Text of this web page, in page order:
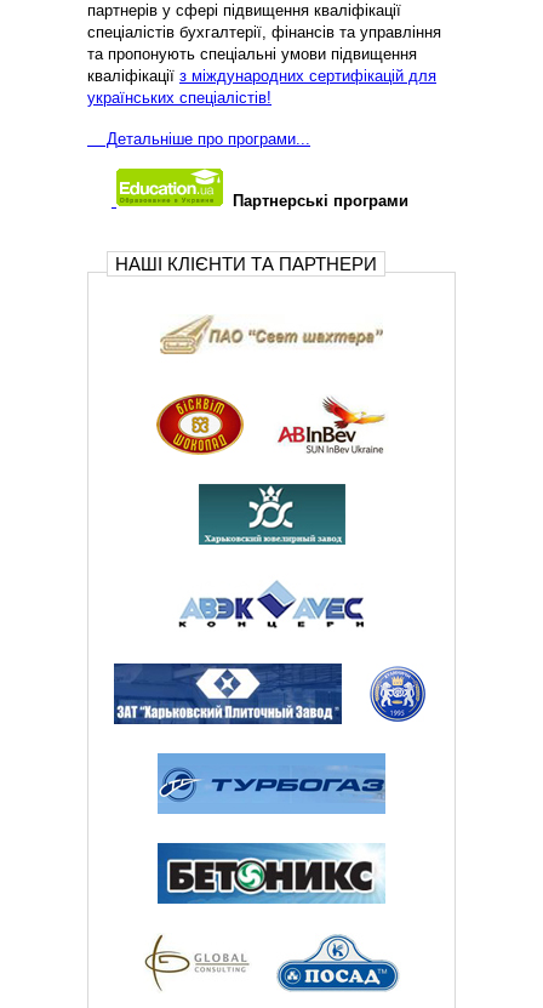
партнерів у сфері підвищення кваліфікації
спеціалістів бухгалтерії, фінансів та управління
та пропонують спеціальні умови підвищення
кваліфікації з міждународних сертифікацій для
українських спеціалістів!
Детальніше про програми...
Партнерські програми
НАШІ КЛІЄНТИ ТА ПАРТНЕРИ